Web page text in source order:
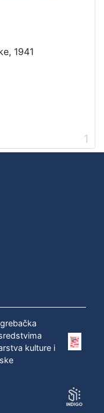
1941
1
kulture i